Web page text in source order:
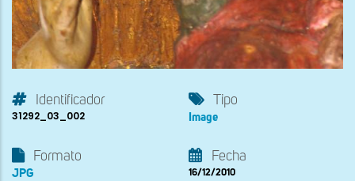
Identificador
31292_03_002
Tipo
Image
Formato
JPG
Fecha
16/12/2010